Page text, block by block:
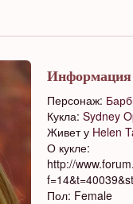
Информация
Персонаж:
Кукла: Sydney
Живет у Helen
О кукле:
http://
Пол: Female